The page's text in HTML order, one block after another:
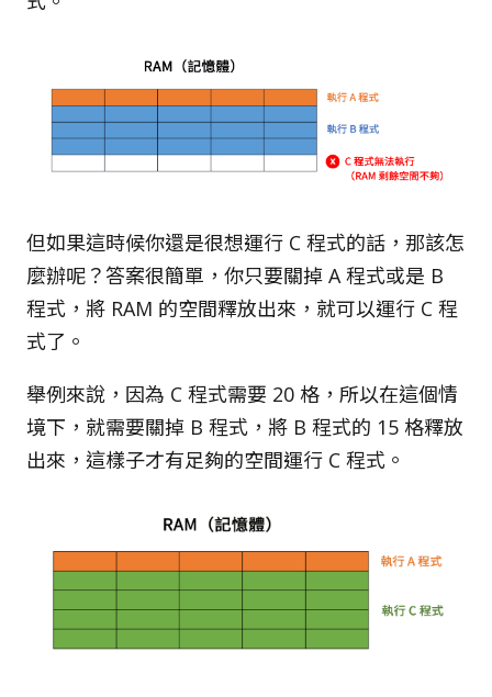
但如果這時候你還是很想運行 C 程式的話，那該怎
麼辦呢？答案很簡單，你只要關掉 A 程式或是 B
程式，將 RAM 的空間釋放出來，就可以運行 C 程
式了。
舉例來說，因為 C 程式需要 20 格，所以在這個情
境下，就需要關掉 B 程式，將 B 程式的 15 格釋放
出來，這樣子才有足夠的空間運行 C 程式。